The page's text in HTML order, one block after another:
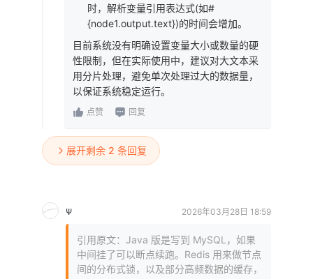
时，解析变量引用表达式(如#
{node1.output.text})的时间会增加。
目前系统没有明确设置变量大小或数量的硬
性限制，但在实际使用中，建议对大文本采
用分片处理，避免单次处理过大的数据量，
以保证系统稳定运行。
点赞 回复
展开剩余 2 条回复
Ψ 2026年03月28日 18:59
引用原文：Java 版是写到 MySQL，如果
中间挂了可以断点续跑。Redis 用来做节点
间的分布式锁，以及部分高频数据的缓存，